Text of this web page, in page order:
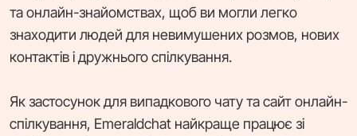
та онлайн-знайомствах, щоб ви могли легко
знаходити людей для невимушених розмов, нових
контактів і дружнього спілкування.
Як застосунок для випадкового чату та сайт онлайн-
спілкування, Emeraldchat найкраще працює зі